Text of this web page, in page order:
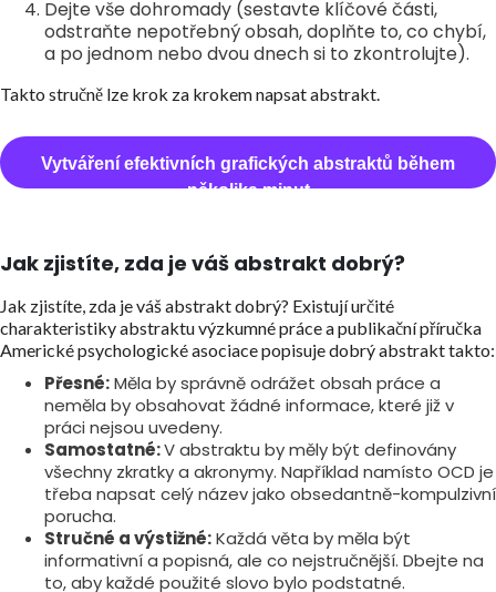
Dejte vše dohromady (sestavte klíčové části,
odstraňte nepotřebný obsah, doplňte to, co chybí,
a po jednom nebo dvou dnech si to zkontrolujte).
Takto stručně lze krok za krokem napsat abstrakt.
Vytváření efektivních grafických abstraktů během
několika minut
Jak zjistíte, zda je váš abstrakt dobrý?
Jak zjistíte, zda je váš abstrakt dobrý? Existují určité
charakteristiky abstraktu výzkumné práce a publikační příručka
Americké psychologické asociace popisuje dobrý abstrakt takto:
Přesné:Měla by správně odrážet obsah práce a
neměla by obsahovat žádné informace, které již v
práci nejsou uvedeny.
Samostatné:V abstraktu by měly být definovány
všechny zkratky a akronymy. Například namísto OCD je
třeba napsat celý název jako obsedantně-kompulzivní
porucha.
Stručné a výstižné:Každá věta by měla být
informativní a popisná, ale co nejstručnější. Dbejte na
to, aby každé použité slovo bylo podstatné.